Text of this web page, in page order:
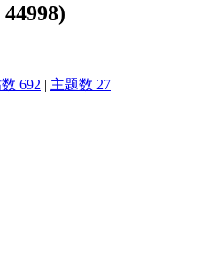
692 | 主题数 27